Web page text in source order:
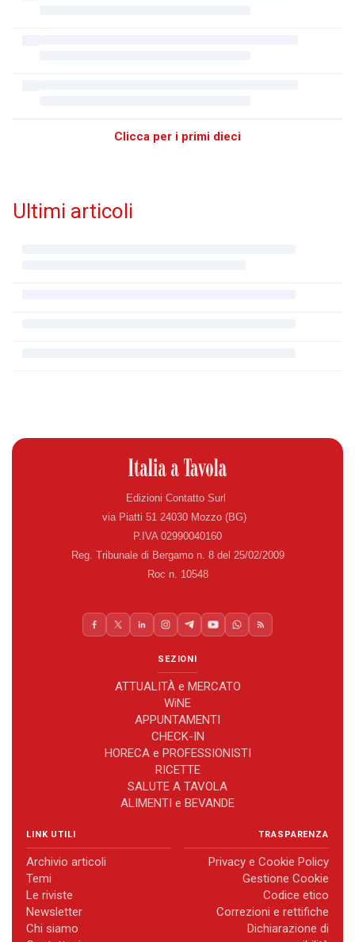
Clicca per i primi dieci
Ultimi articoli
Edizioni Contatto Surl
via Piatti 51 24030 Mozzo (BG)
P.IVA 02990040160
Reg. Tribunale di Bergamo n. 8 del 25/02/2009
Roc n. 10548
SEZIONI
ATTUALITÀ e MERCATO
WiNE
APPUNTAMENTI
CHECK-IN
HORECA e PROFESSIONISTI
RICETTE
SALUTE A TAVOLA
ALIMENTI e BEVANDE
LINK UTILI
Archivio articoli
Temi
Le riviste
Newsletter
Chi siamo
TRASPARENZA
Privacy e Cookie Policy
Gestione Cookie
Codice etico
Correzioni e rettifiche
Dichiarazione di